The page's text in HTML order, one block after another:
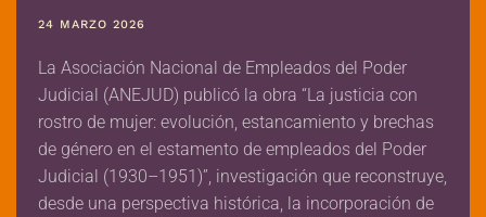
24 MARZO 2026
La Asociación Nacional de Empleados del Poder
Judicial (ANEJUD) publicó la obra “La justicia con
rostro de mujer: evolución, estancamiento y brechas
de género en el estamento de empleados del Poder
Judicial (1930–1951)”, investigación que reconstruye,
desde una perspectiva histórica, la incorporación de